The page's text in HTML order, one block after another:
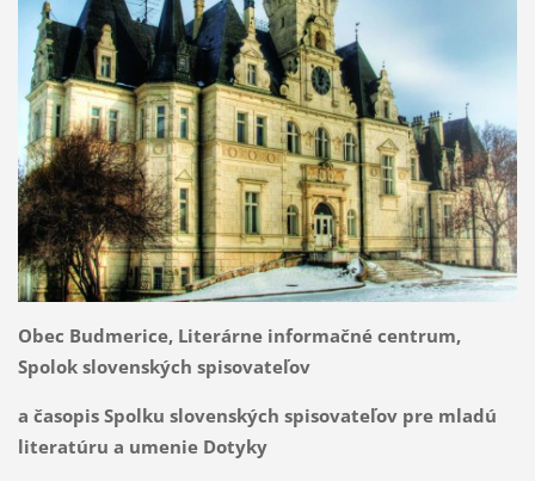
Obec Budmerice, Literárne informačné centrum,
Spolok slovenských spisovateľov
a časopis Spolku slovenských spisovateľov pre mladú
literatúru a umenie Dotyky